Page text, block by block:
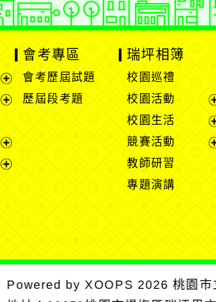
展
開
單
選
單
展
開
會考專區
會考歷屆試題
歷屆段考題
瑞坪相簿
校園巡禮
校園活動
開
校園生活
開
競賽活動
教師研習
專題演講
Powered by XOOPS 2026桃園市